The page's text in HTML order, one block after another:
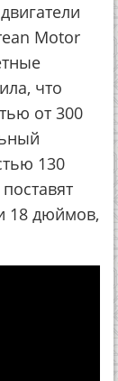
Motor
что
от 300
130
18 дюймов,